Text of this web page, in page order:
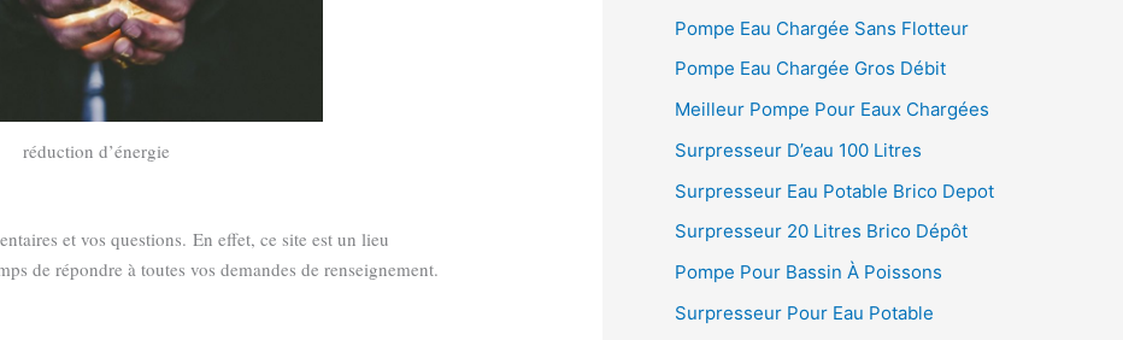
réduction d’énergie
et vos questions. En effet, ce site est un lieu
de répondre à toutes vos demandes de renseignement.
Pompe Eau Chargée Sans Flotteur
Pompe Eau Chargée Gros Débit
Meilleur Pompe Pour Eaux Chargées
Surpresseur D’eau 100 Litres
Surpresseur Eau Potable Brico Depot
Surpresseur 20 Litres Brico Dépôt
Pompe Pour Bassin À Poissons
Surpresseur Pour Eau Potable